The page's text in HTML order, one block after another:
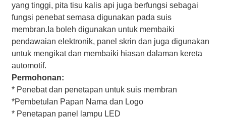
yang tinggi, pita tisu kalis api juga berfungsi sebagai
fungsi penebat semasa digunakan pada suis
membran.Ia boleh digunakan untuk membaiki
pendawaian elektronik, panel skrin dan juga digunakan
untuk mengikat dan membaiki hiasan dalaman kereta
automotif.
Permohonan:
* Penebat dan penetapan untuk suis membran
*Pembetulan Papan Nama dan Logo
* Penetapan panel lampu LED